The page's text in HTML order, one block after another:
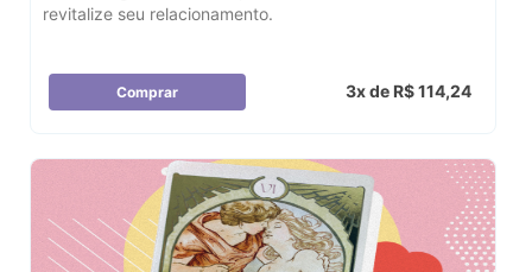
revitalize seu relacionamento.
Comprar 3x de R$ 114,24